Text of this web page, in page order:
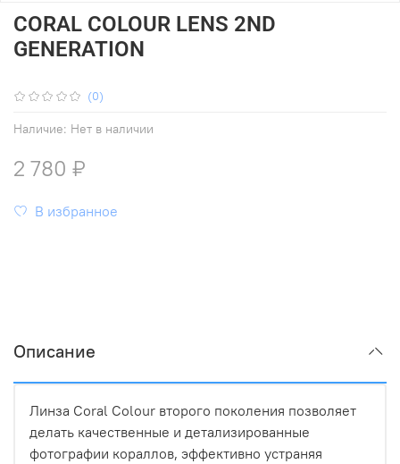
(0)
Наличие: Нет в наличии
CORAL COLOUR LENS 2ND
GENERATION
2 780 ₽
В избранное
Описание
Линза Coral Colour второго поколения позволяет
делать качественные и детализированные
фотографии кораллов, эффективно устраняя